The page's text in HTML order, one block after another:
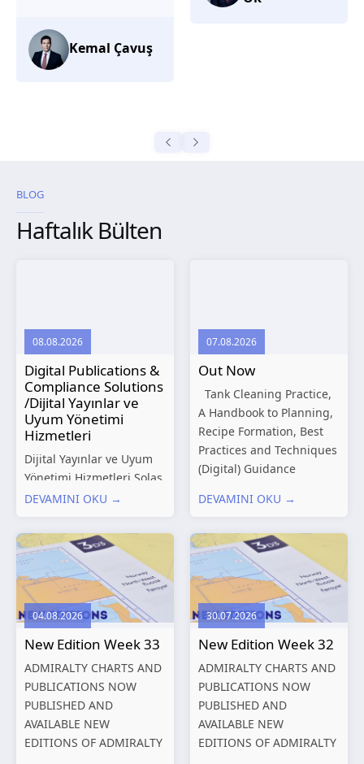
BLOG
Haftalık Bülten
08.08.2026
Digital Publications &
Compliance Solutions
/Dijital Yayınlar ve
Uyum Yönetimi
Hizmetleri
Dijital Yayınlar ve Uyum
Yönetimi Hizmetleri Solas
Marine, denizcilik
düzenleyici gereklilikleri
ve dijitalleşen
operasyonel ihtiyaçları
doğrultusunda kapsamlı
Dijital Yayınlar ve Uyum
Yönetimi çözümleri
sunmaktadır.
Hizmetlerimiz; gemi
işletmecileri, armatörler,
teknik yönetim şirketleri
ve denizcilik...
DEVAMINI OKU →
07.08.2026
Out Now
Tank Cleaning Practice,
A Handbook to Planning,
Recipe Formation, Best
Practices and Techniques
(Digital) Guidance
Structures – Consolidated
Shipping and the
Environment – A Guide to
Environmental
Compliance...
DEVAMINI OKU →
04.08.2026
New Edition Week 33
ADMIRALTY CHARTS AND
PUBLICATIONS NOW
PUBLISHED AND
AVAILABLE NEW
EDITIONS OF ADMIRALTY
30.07.2026
New Edition Week 32
ADMIRALTY CHARTS AND
PUBLICATIONS NOW
PUBLISHED AND
AVAILABLE NEW
EDITIONS OF ADMIRALTY